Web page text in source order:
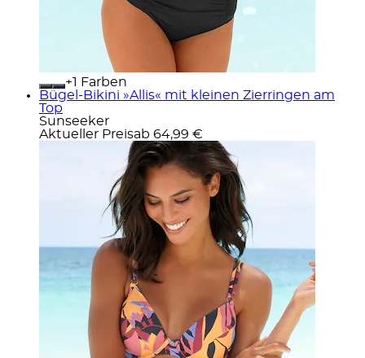
+
Farben
Bügel-Bikini »Allis« mit kleinen Zierringen am
Top
Sunseeker
Aktueller Preisab 64,99 €